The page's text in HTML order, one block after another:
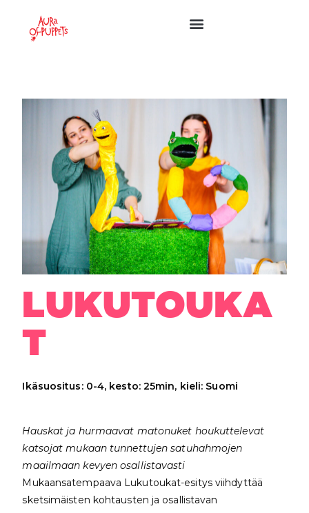
LUKUTOUKA
T
Ikäsuositus: 0-4, kesto: 25min, kieli: Suomi
Hauskat ja hurmaavat matonuket houkuttelevat
katsojat mukaan tunnettujen satuhahmojen
maailmaan kevyen osallistavasti
Mukaansatempaava Lukutoukat-esitys viihdyttää
sketsimäisten kohtausten ja osallistavan